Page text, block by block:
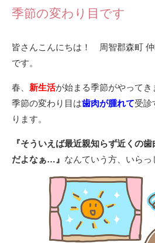
季節の変わり目です
皆さんこんにちは！ 周智郡森町
です。
春、 新生活が始まる季節がやってき
季節の変わり目は歯肉が腫れて受診
ります。
『そういえば最近親知らず近くの
だよなぁ… 』 なんていう方、いらっ